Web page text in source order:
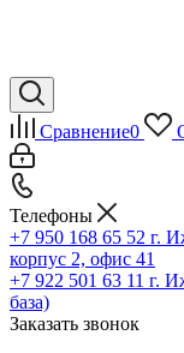
Сравнение0
Телефоны
+7 950 168 65 52 г.
корпус 2, офис 41
+7 922 501 63 11 г.
база)
Заказать звонок